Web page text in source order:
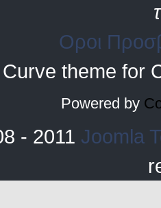
Οροι
theme for
Powered by
- 2011 Joomla